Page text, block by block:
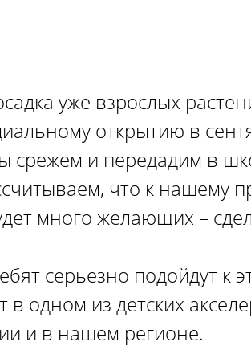
уже взрослых
открытию в
срежем и передадим в
что к нашему
много желающих –
серьезно подойдут к
в одном из детских
и в нашем регионе.